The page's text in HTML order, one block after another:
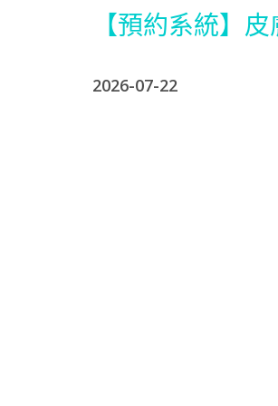
【預約系統】
2026-07-22